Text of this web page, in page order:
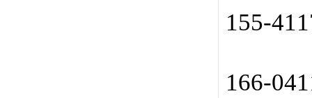
155-
166-